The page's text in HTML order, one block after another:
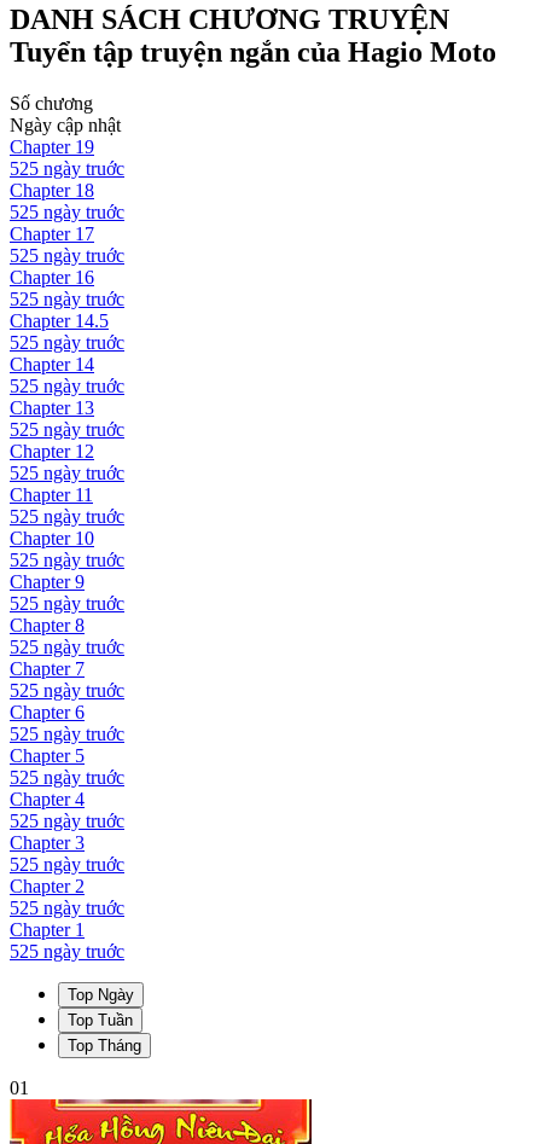
DANH SÁCH CHƯƠNG TRUYỆN
Tuyển tập truyện ngắn của Hagio Moto
Số chương
Ngày cập nhật
Chapter 19
525 ngày truớc
Chapter 18
525 ngày truớc
Chapter 17
525 ngày truớc
Chapter 16
525 ngày truớc
Chapter 14.5
525 ngày truớc
Chapter 14
525 ngày truớc
Chapter 13
525 ngày truớc
Chapter 12
525 ngày truớc
Chapter 11
525 ngày truớc
Chapter 10
525 ngày truớc
Chapter9
525 ngày truớc
Chapter8
525 ngày truớc
Chapter 7
525 ngày truớc
Chapter6
525 ngày truớc
Chapter 5
525 ngày truớc
Chapter4
525 ngày truớc
Chapter3
525 ngày truớc
Chapter 2
525 ngày truớc
Chapter 1
525 ngày truớc
Top Ngày
Top Tuần
Top Tháng
01